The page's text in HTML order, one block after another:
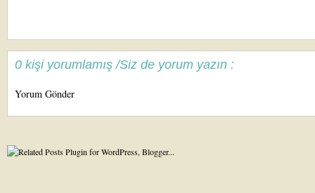
0 kişi yorumlamış /Siz de yorum yazın :
Yorum Gönder